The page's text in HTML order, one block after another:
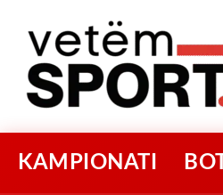
KAMPIONATI